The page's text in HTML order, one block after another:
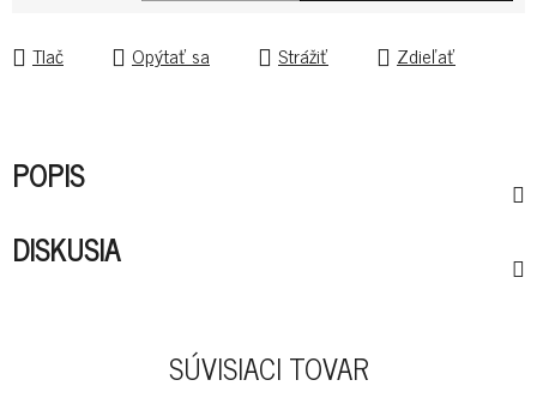
Jednotková cena:
Tlač Opýtať sa Strážiť Zdieľať
POPIS
DISKUSIA
SÚVISIACI TOVAR